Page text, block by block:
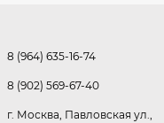
8 (964) 635-16-74
8 (902) 569-67-40
г. Москва, Павловская ул.,